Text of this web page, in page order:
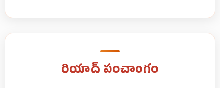
రియాద్ పంచాంగం